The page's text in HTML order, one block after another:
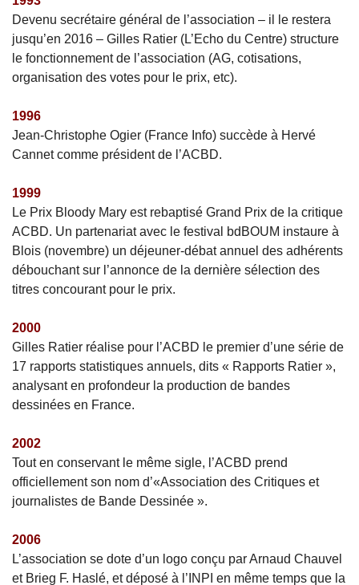
Devenu secrétaire général de l’association – il le restera
jusqu’en 2016 – Gilles Ratier (L’Echo du Centre) structure
le fonctionnement de l’association (AG, cotisations,
organisation des votes pour le prix, etc).
1996
Jean-Christophe Ogier (France Info) succède à Hervé
Cannet comme président de l’ACBD.
1999
Le Prix Bloody Mary est rebaptisé Grand Prix de la critique
ACBD. Un partenariat avec le festival bdBOUM instaure à
Blois (novembre) un déjeuner-débat annuel des adhérents
débouchant sur l’annonce de la dernière sélection des
titres concourant pour le prix.
2000
Gilles Ratier réalise pour l’ACBD le premier d’une série de
17 rapports statistiques annuels, dits « Rapports Ratier »,
analysant en profondeur la production de bandes
dessinées en France.
2002
Tout en conservant le même sigle, l’ACBD prend
officiellement son nom d’«Association des Critiques et
journalistes de Bande Dessinée ».
2006
L’association se dote d’un logo conçu par Arnaud Chauvel
et Brieg F. Haslé, et déposé à l’INPI en même temps que la